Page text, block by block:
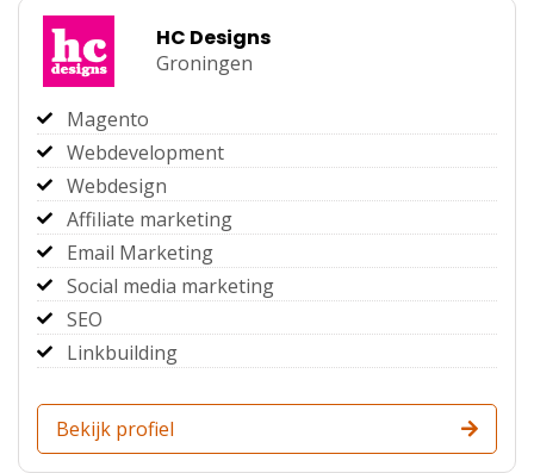
HC Designs
Groningen
Magento
Webdevelopment
Webdesign
Affiliate marketing
Email Marketing
Social media marketing
SEO
Linkbuilding
Bekijk profiel